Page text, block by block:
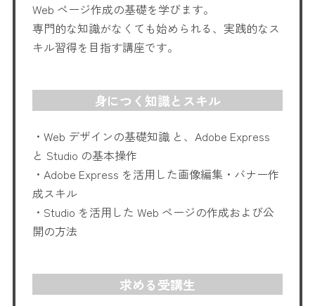
Web ページ作成の基礎を学びます。
専門的な知識がなくても始められる、実践的なス
キル習得を目指す講座です。
身につく知識とスキル
・Web デザインの基礎知識 と、Adobe Express
と Studio の基本操作
・Adobe Express を活用した画像編集・バナー作
成スキル
・Studio を活用した Web ページの作成および公
開の方法
求める受講生